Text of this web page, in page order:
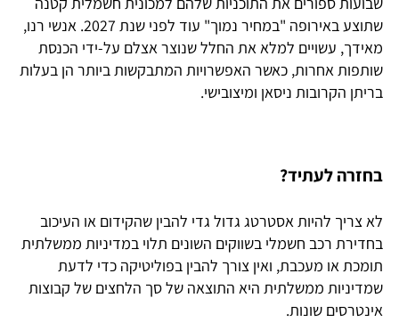
שתוצע באירופה "במחיר נמוך" עוד לפני שנת 2027. אנשי רנו,
מאידך, עשויים למלא את החלל שנוצר אצלם על-ידי הכנסת
שותפות אחרות, כאשר האפשרויות המתבקשות ביותר הן בעלות
בריתן הקרובות ניסאן ומיצובישי.
בחזרה לעתיד?
לא צריך להיות אסטרטג גדול גדי להבין שהקידום או העיכוב
בחדירת רכב חשמלי בשווקים השונים תלוי במדיניות ממשלתית
תומכת או מעכבת, ואין צורך להבין בפוליטיקה כדי לדעת
שמדיניות ממשלתית היא התוצאה של סך הלחצים של קבוצות
אינטרסים שונות.